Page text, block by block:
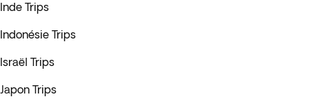
Inde Trips
Indonésie Trips
Israël Trips
Japon Trips